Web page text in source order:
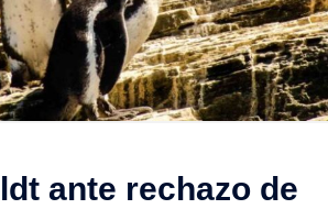
ante rechazo de